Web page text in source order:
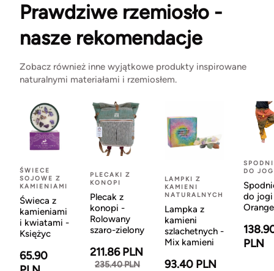
Prawdziwe rzemiosło -
nasze rekomendacje
Zobacz również inne wyjątkowe produkty inspirowane
naturalnymi materiałami i rzemiosłem.
ŚWIECE
SOJOWE Z
KAMIENIAMI
Świeca z
kamieniami
i kwiatami -
Księżyc
65.90
PLECAKI Z
KONOPI
Plecak z
konopi -
Rolowany
szaro-zielony
211.86 PLN
235.40 PLN
LAMPKI Z
KAMIENI
NATURALNYCH
Lampka z
kamieni
szlachetnych -
Mix kamieni
93.40 PLN
DO
do
Orange
PLN